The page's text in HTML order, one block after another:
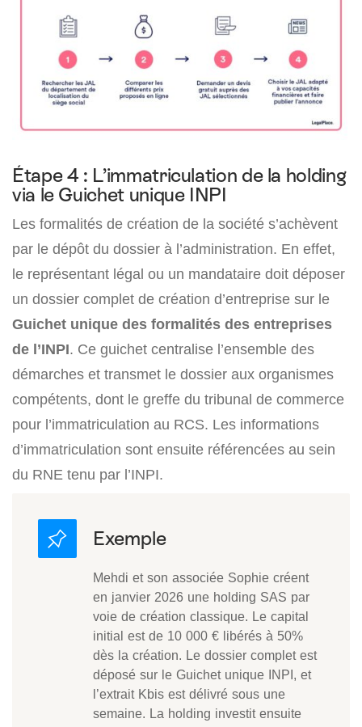
Étape 4 : L’immatriculation de la holding
via le Guichet unique INPI
Les formalités de création de la société s’achèvent
par le dépôt du dossier à l’administration. En effet,
le représentant légal ou un mandataire doit déposer
un dossier complet de création d’entreprise sur le
Guichet unique des formalités des entreprises
de l’INPI. Ce guichet centralise l’ensemble des
démarches et transmet le dossier aux organismes
compétents, dont le greffe du tribunal de commerce
pour l’immatriculation au RCS. Les informations
d’immatriculation sont ensuite référencées au sein
du RNE tenu par l’INPI.
Mehdi et son associée Sophie créent
en janvier 2026 une holding SAS par
voie de création classique. Le capital
initial est de 10 000 € libérés à 50%
dès la création. Le dossier complet est
déposé sur le Guichet unique INPI, et
l’extrait Kbis est délivré sous une
semaine. La holding investit ensuite